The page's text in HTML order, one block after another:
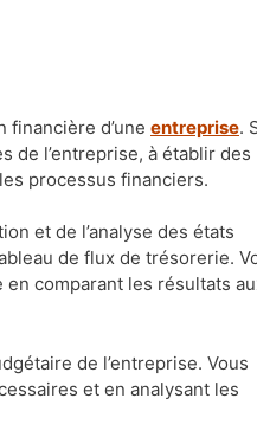
d’une entreprise.
de l’entreprise, à établir des
processus financiers.
et de l’analyse des états
de flux de trésorerie.
comparant les résultats
de l’entreprise. Vous
et en analysant les